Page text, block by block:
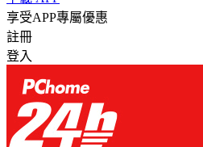
享受APP專屬優惠
註冊
登入